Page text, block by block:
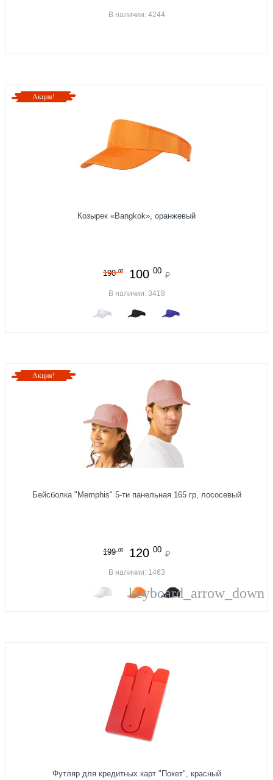
В наличии: 4244
Акция!
Козырек «Bangkok», оранжевый
190 00 100 00 ₽
В наличии: 3418
Акция!
Бейсболка "Memphis" 5-ти панельная 165 гр, лососевый
199 00 120 00 ₽
В наличии: 1463
keyboard_arrow_down
Футляр для кредитных карт "Покет", красный